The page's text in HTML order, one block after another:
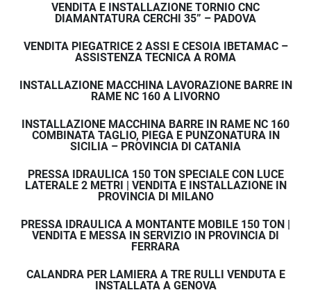
VENDITA E INSTALLAZIONE TORNIO CNC
DIAMANTATURA CERCHI 35” – PADOVA
VENDITA PIEGATRICE 2 ASSI E CESOIA IBETAMAC –
ASSISTENZA TECNICA A ROMA
INSTALLAZIONE MACCHINA LAVORAZIONE BARRE IN
RAME NC 160 A LIVORNO
INSTALLAZIONE MACCHINA BARRE IN RAME NC 160
COMBINATA TAGLIO, PIEGA E PUNZONATURA IN
SICILIA – PROVINCIA DI CATANIA
PRESSA IDRAULICA 150 TON SPECIALE CON LUCE
LATERALE 2 METRI | VENDITA E INSTALLAZIONE IN
PROVINCIA DI MILANO
PRESSA IDRAULICA A MONTANTE MOBILE 150 TON |
VENDITA E MESSA IN SERVIZIO IN PROVINCIA DI
FERRARA
CALANDRA PER LAMIERA A TRE RULLI VENDUTA E
INSTALLATA A GENOVA